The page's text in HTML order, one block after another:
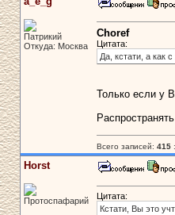
Патрикий
Откуда: Москва
Choref
Цитата:
Да, кстати, а как
Только если у
Всего записей: 415:
Horst
Протоспафарий
Цитата:
Кстати, Вы это